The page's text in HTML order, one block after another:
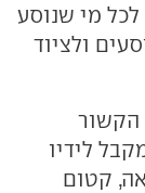
מי שנוסע
ולציוד
הקשור
לידיו
קטום